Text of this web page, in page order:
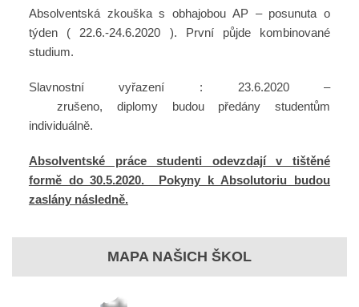
Absolventská zkouška s obhajobou AP – posunuta o
týden ( 22.6.-24.6.2020 ). První půjde kombinované
studium.
Slavnostní vyřazení : 23.6.2020 –
zrušeno, diplomy budou předány studentům
individuálně.
Absolventské práce studenti odevzdají v tištěné
formě do 30.5.2020. Pokyny k Absolutoriu budou
zaslány následně.
MAPA NAŠICH ŠKOL